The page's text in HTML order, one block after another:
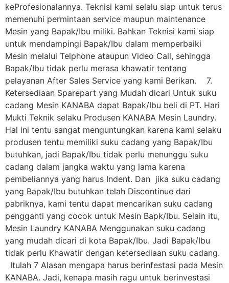
keProfesionalannya. Teknisi kami selalu siap untuk terus
memenuhi permintaan service maupun maintenance
Mesin yang Bapak/Ibu miliki. Bahkan Teknisi kami siap
untuk mendampingi Bapak/Ibu dalam memperbaiki
Mesin melalui Telphone ataupun Video Call, sehingga
Bapak/Ibu tidak perlu merasa khawatir tentang
pelayanan After Sales Service yang kami Berikan. 7.
Ketersediaan Sparepart yang Mudah dicari Untuk suku
cadang Mesin KANABA dapat Bapak/Ibu beli di PT. Hari
Mukti Teknik selaku Produsen KANABA Mesin Laundry.
Hal ini tentu sangat menguntungkan karena kami selaku
produsen tentu memiliki suku cadang yang Bapak/Ibu
butuhkan, jadi Bapak/Ibu tidak perlu menunggu suku
cadang dalam jangka waktu yang lama karena
pembeliannya yang harus Indent. Dan jika suku cadang
yang Bapak/Ibu butuhkan telah Discontinue dari
pabriknya, kami tentu dapat mencarikan suku cadang
pengganti yang cocok untuk Mesin Bapk/Ibu. Selain itu,
Mesin Laundry KANABA Menggunakan suku cadang
yang mudah dicari di kota Bapak/Ibu. Jadi Bapak/Ibu
tidak perlu Khawatir dengan ketersediaan suku cadang.
Itulah 7 Alasan mengapa harus berinfestasi pada Mesin
KANABA. Jadi, kenapa masih ragu untuk berinvestasi